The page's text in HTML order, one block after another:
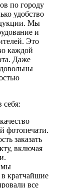
по городу
удобство
Мы
и
Это
каждой
Даже
себя:
фотопечати.
заказать
включая
мы
кратчайшие
все